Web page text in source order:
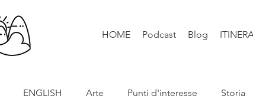
HOME Podcast Blog
ENGLISH Arte Punti d'interesse Storia